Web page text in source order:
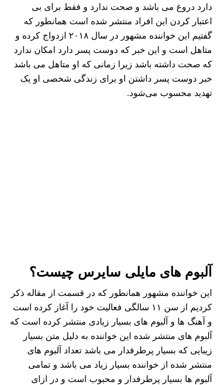
دارد دروغ می باشد و صحت ندارد و فقط برای بی
اعتبار کردن این افراد منتشر شده است همانطور که
گفتیم این خواننده مشهور در سال ۲۰۱۸ ازدواج کرده و
متاهل است و این خبر که دوست پسر دارد امکان ندارد
که صحت داشته باشد زیرا زمانی که او متاهل می باشد
خبر دوست پسر داشتن او برای زندگی شخصی او یک
تهدید محسوب می‌شود.
آلبوم های مایلی سایرس چیست؟
این خواننده مشهور همانطور که در قسمت از مقاله ذکر
کردیم از سن ۱۱ سالگی فعالیت خود را آغاز کرده است
و آهنگ ها و آلبوم های بسیار زیادی منتشر کرده است که
آلبوم های منتشر شده این خواننده به دلیل متن بسیار
زیبایی که بسیار پرطرفدار می باشد تعداد آلبوم های
منتشر شده از خواننده بسیار زیاد می باشد و تمامی
آلبوم ها بسیار پرطرفدار و محبوب است و در ازای